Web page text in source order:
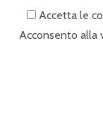
Accetta le
Acconsento alla